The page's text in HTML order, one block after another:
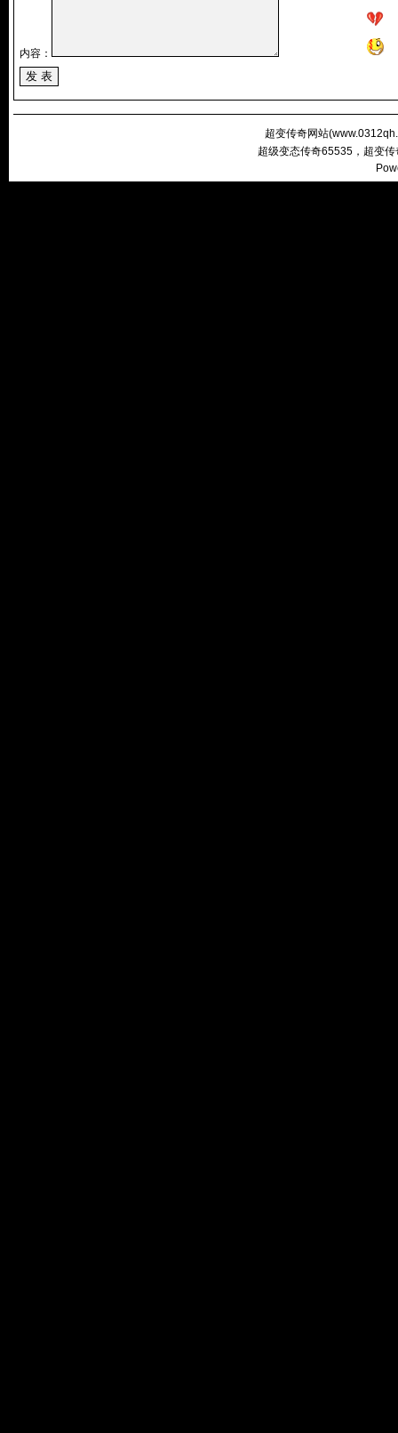
内容：
超变传奇网站(
超级变态传奇65535，超变